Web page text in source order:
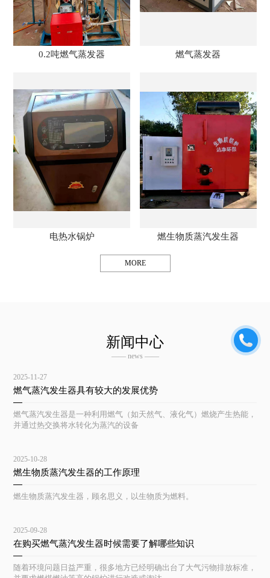
0.2吨燃气蒸发器 燃气蒸发器
电热水锅炉 燃生物质蒸汽发生器
MORE
新闻中心
—— news ——
2025-11-27
燃气蒸汽发生器具有较大的发展优势
燃气蒸汽发生器是一种利用燃气（如天然气、液化气）燃烧产生热能，
并通过热交换将水转化为蒸汽的设备
2025-10-28
燃生物质蒸汽发生器的工作原理
燃生物质蒸汽发生器，顾名思义，以生物质为燃料。
2025-09-28
在购买燃气蒸汽发生器时候需要了解哪些知识
随着环境问题日益严重，很多地方已经明确出台了大气污物排放标准，